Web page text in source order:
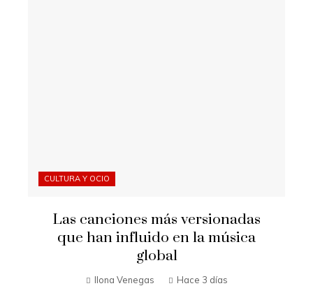
CULTURA Y OCIO
Las canciones más versionadas
que han influido en la música
global
Ilona Venegas Hace 3 días